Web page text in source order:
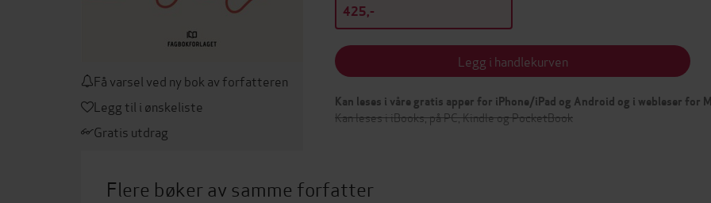
Få varsel ved ny bok av forfatteren
Legg til i ønskeliste
Gratis utdrag
425,-
Legg i handlekurven
Kan leses i våre gratis apper for iPhone/iPad og Android og i webleser for
Kan leses i iBooks, på PC, Kindle og PocketBook
Flere bøker av samme forfatter